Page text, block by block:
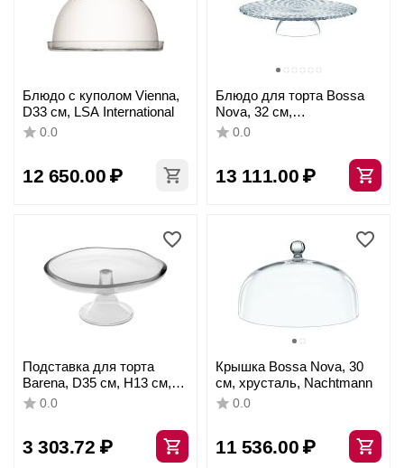
Блюдо с куполом Vienna,
D33 см, LSA International
0.0
12 650.00 ₽
Блюдо для торта Bossa
Nova, 32 см,
бессвинцовый хрусталь,
0.0
13 111.00 ₽
Подставка для торта
Barena, D35 см, H13 см,
стекло, Vidivi
0.0
3 303.72 ₽
Крышка Bossa Nova, 30
см, хрусталь, Nachtmann
0.0
11 536.00 ₽